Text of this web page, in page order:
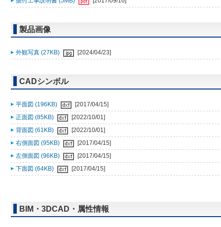
製品画像
外観写真 (27KB) [2024/04/23]
CADシンボル
平面図 (196KB)
[2017/04/15]
正面図 (85KB)
[2022/10/01]
背面図 (61KB)
[2022/10/01]
右側面図 (95KB)
[2017/04/15]
左側面図 (96KB)
[2017/04/15]
下面図 (64KB)
[2017/04/15]
BIM・3DCAD・属性情報